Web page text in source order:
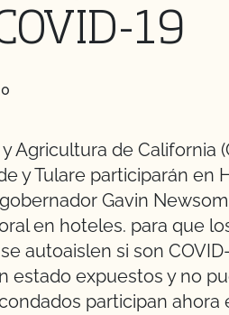
19
Agricultura de California
y Tulare participarán en
Gavin
en hoteles. para que
autoaislen si son
estado expuestos y no
participan